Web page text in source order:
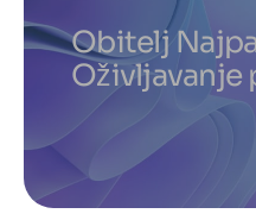
Obitelj
Oživljavanje